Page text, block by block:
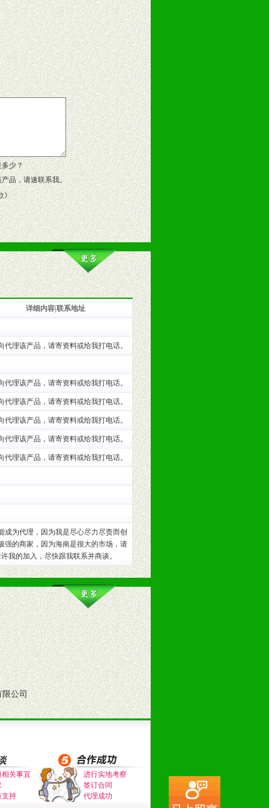
作手册、专柜咨询手册等各种市
。
趋势与流行。
营养建康知识。为经销商、分销商
多少？
品，请速联系我。
》
详细内容|联系地址
代理该产品，请寄资料或给我打电话。
代理该产品，请寄资料或给我打电话。
代理该产品，请寄资料或给我打电话。
代理该产品，请寄资料或给我打电话。
代理该产品，请寄资料或给我打电话。
代理该产品，请寄资料或给我打电话。
成为代理，因为我是尽心尽力尽责而创
强的商家，因为海南是很大的市场，请
我的加入，尽快跟我联系并商谈。
限公司
关事宜
支持
进行实地考察
签订合同
代理成功